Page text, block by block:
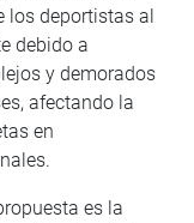
los deportistas al
debido a
y demorados
afectando la
en
es la